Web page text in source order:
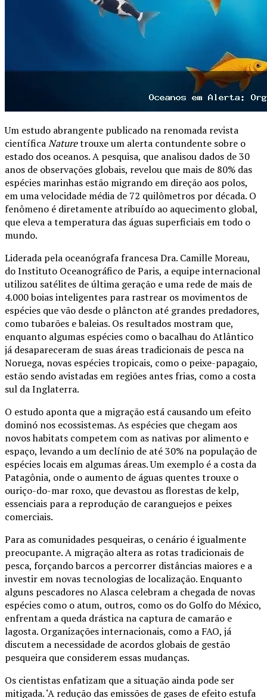
Um estudo abrangente publicado na renomada revista
científicaNaturetrouxe um alerta contundente sobre o
estado dos oceanos. A pesquisa, que analisou dados de 30
anos de observações globais, revelou que mais de 80% das
espécies marinhas estão migrando em direção aos polos,
em uma velocidade média de 72 quilômetros por década. O
fenômeno é diretamente atribuído ao aquecimento global,
que eleva a temperatura das águas superficiais em todo o
mundo.
Liderada pela oceanógrafa francesa Dra. Camille Moreau,
do Instituto Oceanográfico de Paris, a equipe internacional
utilizou satélites de última geração e uma rede de mais de
4.000 boias inteligentes para rastrear os movimentos de
espécies que vão desde o plâncton até grandes predadores,
como tubarões e baleias. Os resultados mostram que,
enquanto algumas espécies como o bacalhau do Atlântico
já desapareceram de suas áreas tradicionais de pesca na
Noruega, novas espécies tropicais, como o peixe-papagaio,
estão sendo avistadas em regiões antes frias, como a costa
sul da Inglaterra.
O estudo aponta que a migração está causando um efeito
dominó nos ecossistemas. As espécies que chegam aos
novos habitats competem com as nativas por alimento e
espaço, levando a um declínio de até 30% na população de
espécies locais em algumas áreas. Um exemplo é a costa da
Patagônia, onde o aumento de águas quentes trouxe o
ouriço-do-mar roxo, que devastou as florestas de kelp,
essenciais para a reprodução de caranguejos e peixes
comerciais.
Para as comunidades pesqueiras, o cenário é igualmente
preocupante. A migração altera as rotas tradicionais de
pesca, forçando barcos a percorrer distâncias maiores e a
investir em novas tecnologias de localização. Enquanto
alguns pescadores no Alasca celebram a chegada de novas
espécies como o atum, outros, como os do Golfo do México,
enfrentam a queda drástica na captura de camarão e
lagosta. Organizações internacionais, como a FAO, já
discutem a necessidade de acordos globais de gestão
pesqueira que considerem essas mudanças.
Os cientistas enfatizam que a situação ainda pode ser
mitigada. ‘A redução das emissões de gases de efeito estufa